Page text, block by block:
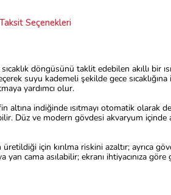
Taksit Seçenekleri
döngüsünü taklit edebilen akıllı bir
suyu kademeli şekilde gece
yardımcı olur.
altına indiğinde ısıtmayı otomatik olarak
Düz ve modern gövdesi akvaryum
için kırılma riskini azaltır; ayrıca
cama asılabilir; ekranı ihtiyacınıza